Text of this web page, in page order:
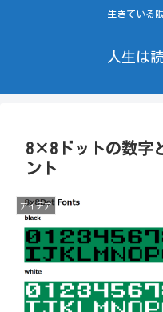
生きている
人生は
8×8ドットの数字
ント
アイデア